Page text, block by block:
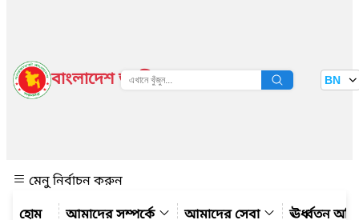
বাংলাদেশ জাতীয় তথ্য বাতায়ন BN
মেনু নির্বাচন করুন
আমাদের সম্পর্কে
আমাদের সেবা ঊর্ধ্বতন